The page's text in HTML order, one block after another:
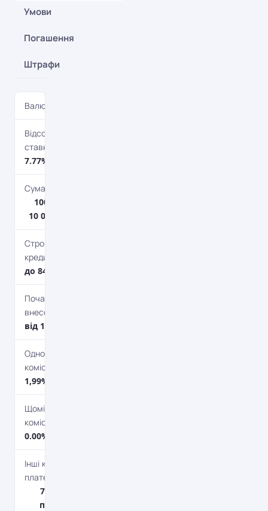
Умови
Погашення
Штрафи
Валюта
Відсоткова
ставка
7.77% – 14.99%
Сума кредиту
100 000 грн. –
10 000 000 грн.
Строк
кредитування
до 84 міс.
Початковий
внесок
від 10%
Одноразова
комісія
1,99%
Щомісячна
комісія
0.00%
Інші комісійні
платежі
750 грн. - за
проведення